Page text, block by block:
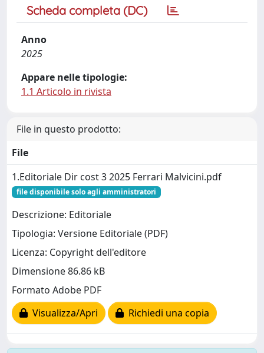
Scheda completa (DC)
Anno
2025
Appare nelle tipologie:
1.1 Articolo in rivista
File in questo prodotto:
File
1.Editoriale Dir cost 3 2025 Ferrari Malvicini.pdf
file disponibile solo agli amministratori
Descrizione: Editoriale
Tipologia: Versione Editoriale (PDF)
Licenza: Copyright dell'editore
Dimensione 86.86 kB
Formato Adobe PDF
Visualizza/Apri
Richiedi una copia